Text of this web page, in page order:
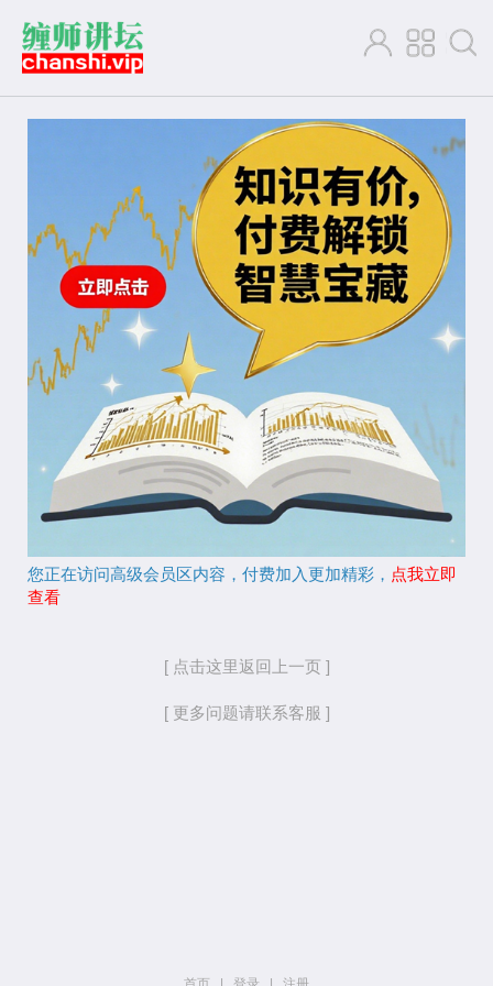
您正在访问高级会员区内容，付费加入更加精彩， 点我立即
查看
[ 点击这里返回上一页 ]
[ 更多问题请联系客服 ]